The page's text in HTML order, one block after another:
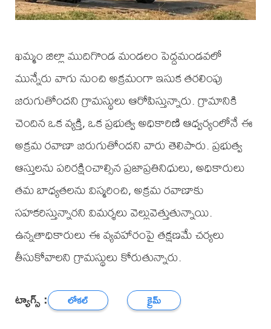
ఖమ్మం జిల్లా ముదిగొండ మండలం పెద్దమండవలో
మున్నేరు వాగు నుంచి అక్రమంగా ఇసుక తరలింపు
జరుగుతోందని గ్రామస్థులు ఆరోపిస్తున్నారు. గ్రామానికి
చెందిన ఒక వ్యక్తి, ఒక ప్రభుత్వ అధికారిణి ఆధ్వర్యంలోనే ఈ
అక్రమ రవాణా జరుగుతోందని వారు తెలిపారు. ప్రభుత్వ
ఆస్తులను పరిరక్షించాల్సిన ప్రజాప్రతినిధులు, అధికారులు
తమ బాధ్యతలను విస్మరించి, అక్రమ రవాణాకు
సహకరిస్తున్నారని విమర్శలు వెల్లువెత్తుతున్నాయి.
ఉన్నతాధికారులు ఈ వ్యవహారంపై తక్షణమే చర్యలు
తీసుకోవాలని గ్రామస్థులు కోరుతున్నారు.
ట్యాగ్స్ : లోకల్ క్రైమ్